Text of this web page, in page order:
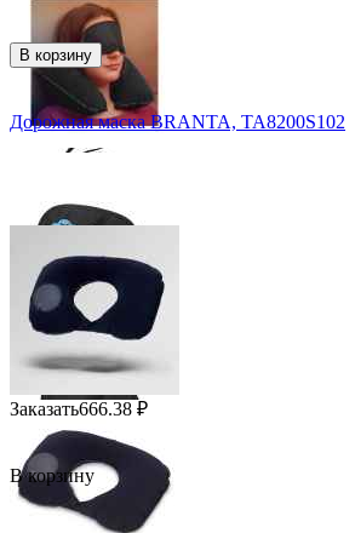
В корзину
Дорожная маска BRANTA, TA8200S102
Заказать666.38 ₽
В корзину